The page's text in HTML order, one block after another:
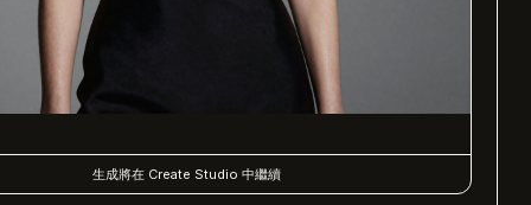
生成將在 Create Studio 中繼續